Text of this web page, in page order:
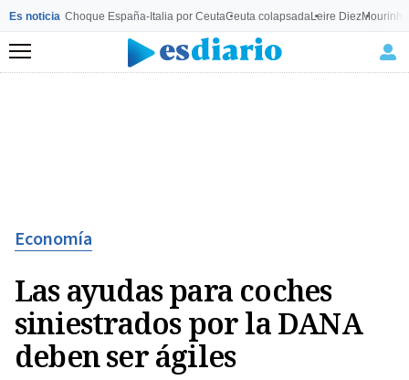
Es noticia Choque España-Italia por CeutaCeuta colapsadaLeire Diez
Menú
Economía
Las ayudas para coches
siniestrados por la DANA
deben ser ágiles